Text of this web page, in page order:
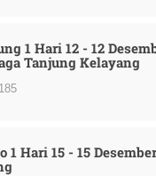
1 Hari 12 - 12
Tanjung Kelayang
1 Hari 15 - 15 Desember